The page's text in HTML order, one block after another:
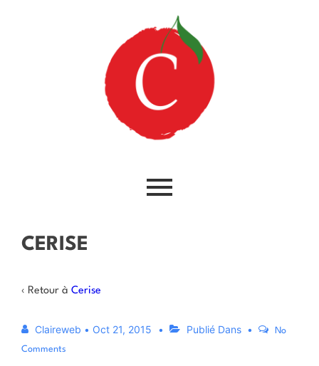
CERISE
‹ Retour à Cerise
Claireweb • Oct 21, 2015 Publié Dans
No
Comments